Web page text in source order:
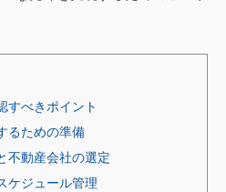
すべきポイント
るための準備
不動産会社の選定
ケジュール管理